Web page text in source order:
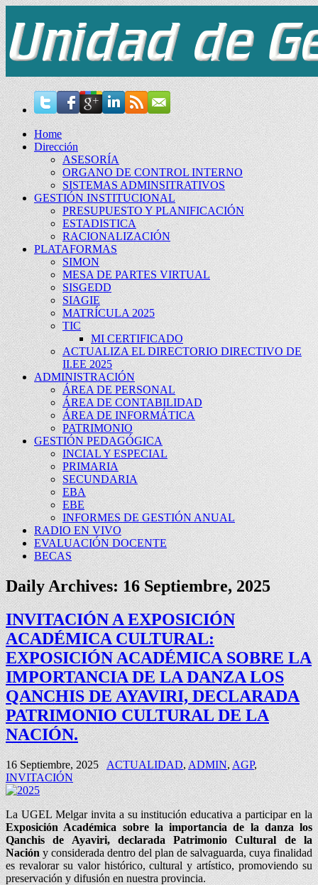
Home
Dirección
ASESORÍA
ORGANO DE CONTROL INTERNO
SISTEMAS ADMINSITRATIVOS
GESTIÓN INSTITUCIONAL
PRESUPUESTO Y PLANIFICACIÓN
ESTADISTICA
RACIONALIZACIÓN
PLATAFORMAS
SIMON
MESA DE PARTES VIRTUAL
SISGEDD
SIAGIE
MATRÍCULA 2025
TIC
MI CERTIFICADO
ACTUALIZA EL DIRECTORIO DIRECTIVO DE
II.EE 2025
ADMINISTRACIÓN
ÁREA DE PERSONAL
ÁREA DE CONTABILIDAD
ÁREA DE INFORMÁTICA
PATRIMONIO
GESTIÓN PEDAGÓGICA
INCIAL Y ESPECIAL
PRIMARIA
SECUNDARIA
EBA
EBE
INFORMES DE GESTIÓN ANUAL
RADIO EN VIVO
EVALUACIÓN DOCENTE
BECAS
Daily Archives:16 Septiembre, 2025
INVITACIÓN A EXPOSICIÓN
ACADÉMICA CULTURAL:
EXPOSICIÓN ACADÉMICA SOBRE LA
IMPORTANCIA DE LA DANZA LOS
QANCHIS DE AYAVIRI, DECLARADA
PATRIMONIO CULTURAL DE LA
NACIÓN.
16 Septiembre, 2025 ACTUALIDAD,ADMIN,AGP,
INVITACIÓN
La UGEL Melgar invita a su institución educativa a participar en la
Exposición Académica sobre la importancia de la danza los
Qanchis de Ayaviri, declarada Patrimonio Cultural de la
Nacióny considerada dentro del plan de salvaguarda, cuya finalidad
es revalorar su valor histórico, cultural y artístico, promoviendo su
preservación y difusión en nuestra provincia.